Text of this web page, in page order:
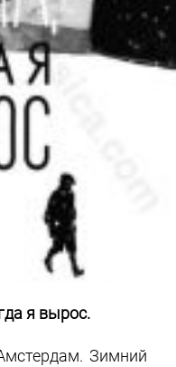
я вырос.
Зимний